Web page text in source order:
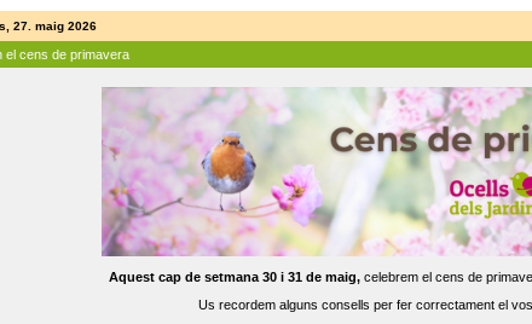
27. maig 2026
el cens de primavera
Aquest cap de setmana 30 i 31 de maig,celebrem el cens de
Us recordem alguns consells per fer correctament el